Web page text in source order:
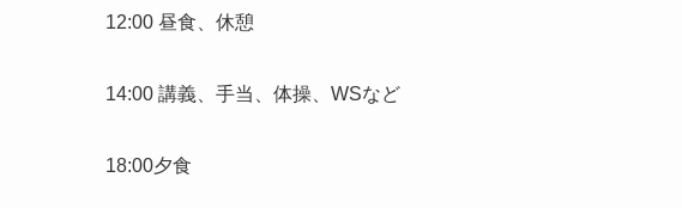
12:00 昼食、休憩
14:00 講義、手当、体操、WSなど
18:00夕食